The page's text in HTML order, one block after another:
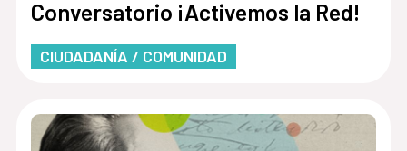
Conversatorio ¡Activemos la Red!
CIUDADANÍA / COMUNIDAD